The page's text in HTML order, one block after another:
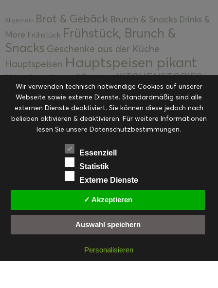
Allgemein Brot & Gebäck Brunch & Snacks Drinks &
More Frühstück Frühstück, Brunch &
Snacks Geschenke aus der Küche
Hauptspeisen Hauptspeisen pikant
Hauptspeisen süßKekseKITCHENSTORIES
Kuchen, Torten & Desserts Kuchen und
Desserts Kulinarik Kulinarische Mitbringsel &
Eingemachtes Ohne Kategorie Ostern Resteküche
RezepteSaisonalSliderStartseite
Suppen, Salate & Vorspeisen
Vorspeisen, Salate & Suppen
Weihnachten Workshops & Events
FACEBOOK PINTEREST
EMAIL
INSTAGRAM
© cookiteasy.at by Simone Kemptner | powered byECKER Digital IT Solutions
Wir verwenden technisch notwendige Cookies auf unserer
Webseite sowie externe Dienste. Standardmäßig sind alle
externen Dienste deaktiviert. Sie können diese jedoch nach
belieben aktivieren & deaktivieren. Für weitere Informationen
lesen Sie unsere Datenschutzbestimmungen.
Essenziell
Statistik
Externe Dienste
✓ Akzeptieren
Auswahl speichern
Personalisieren